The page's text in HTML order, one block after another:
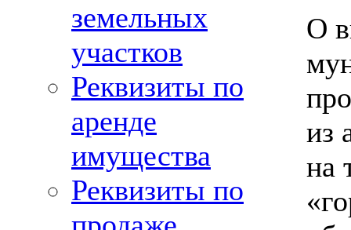
земельных
участков
Реквизиты по
аренде
имущества
Реквизиты по
О
из
на